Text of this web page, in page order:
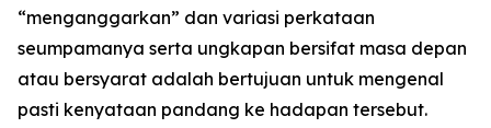
“menganggarkan” dan variasi perkataan
seumpamanya serta ungkapan bersifat masa depan
atau bersyarat adalah bertujuan untuk mengenal
pasti kenyataan pandang ke hadapan tersebut.